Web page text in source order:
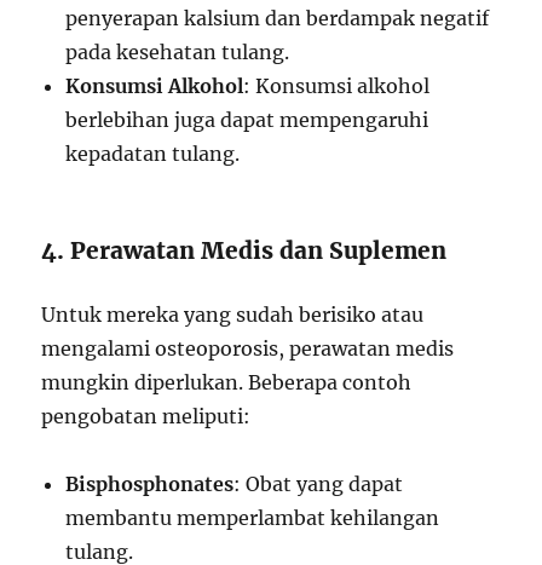
penyerapan kalsium dan berdampak negatif
pada kesehatan tulang.
Konsumsi Alkohol: Konsumsi alkohol
berlebihan juga dapat mempengaruhi
kepadatan tulang.
4. Perawatan Medis dan Suplemen
Untuk mereka yang sudah berisiko atau
mengalami osteoporosis, perawatan medis
mungkin diperlukan. Beberapa contoh
pengobatan meliputi:
Bisphosphonates: Obat yang dapat
membantu memperlambat kehilangan
tulang.